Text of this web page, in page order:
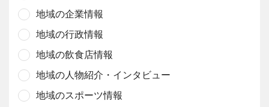
地域の企業情報
地域の行政情報
地域の飲食店情報
地域の人物紹介・インタビュー
地域のスポーツ情報